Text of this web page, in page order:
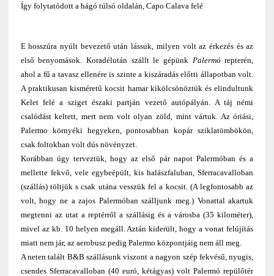
Így folytatódott a hágó túlsó oldalán, Capo Calava felé
E hosszúra nyúlt bevezető után lássuk, milyen volt az érkezés és az
első benyomások. Koradélután szállt le gépünk Palermó repterén,
ahol a fű a tavasz ellenére is szinte a kiszáradás előtti állapotban volt.
A praktikusan kisméretű kocsit hamar kikölcsönöztük és elindultunk
Kelet felé a sziget északi partján vezető autópályán. A táj némi
csalódást keltett, mert nem volt olyan zöld, mint vártuk. Az óriási,
Palermo környéki hegyeken, pontosabban kopár sziklatömbökön,
csak foltokban volt dús növényzet.
Korábban úgy terveztük, hogy az első pár napot Palermóban és a
mellette fekvő, vele egybeépült, kis halászfaluban, Sferracavalloban
(szállás) töltjük s csak utána vesszük fel a kocsit. (A legfontosabb az
volt, hogy ne a zajos Palermóban szálljunk meg.) Vonattal akartuk
megtenni az utat a reptérről a szállásig és a városba (35 kilométer),
mivel az kb. 10 helyen megáll. Aztán kiderült, hogy a vonat felújítás
miatt nem jár, az aerobusz pedig Palermo központjáig nem áll meg.
A neten talált B&B szállásunk viszont a nagyon szép fekvésű, nyugis,
csendes Sferracavalloban (40 euró, kétágyas) volt Palermó repülőtér